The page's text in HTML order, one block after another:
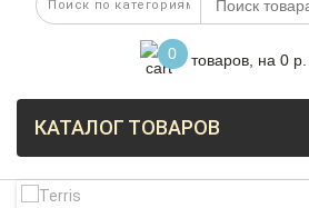
0 товаров, на 0 р.
КАТАЛОГ ТОВАРОВ